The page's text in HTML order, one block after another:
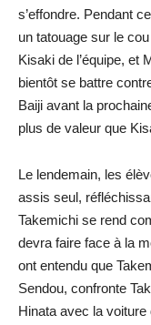
s’effondre. Pendant
un tatouage sur le
Kisaki de l’équipe, et
bientôt se battre
Baiji avant la
plus de valeur que
Le lendemain, les
assis seul,
Takemichi se rend
devra faire face à la
ont entendu que
Sendou, confronte
Hinata avec la